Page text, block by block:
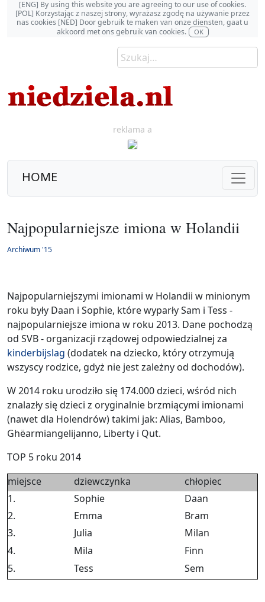
[ENG] By using this website you are agreeing to our use of cookies.
[POL] Korzystając z naszej strony, wyrażasz zgodę na używanie przez
nas cookies [NED] Door gebruik te maken van onze diensten, gaat u
akkoord met ons gebruik van cookies.
OK
reklama a
HOME
Najpopularniejsze imiona w Holandii
Archiwum '15
Najpopularniejszymi imionami w Holandii w minionym
roku były Daan i Sophie, które wyparły Sam i Tess -
najpopularniejsze imiona w roku 2013. Dane pochodzą
od SVB - organizacji rządowej odpowiedzialnej za
kinderbijslag (dodatek na dziecko, który otrzymują
wszyscy rodzice, gdyż nie jest zależny od dochodów).
W 2014 roku urodziło się 174.000 dzieci, wśród nich
znalazły się dzieci z oryginalnie brzmiącymi imionami
(nawet dla Holendrów) takimi jak: Alias, Bamboo,
Ghëarmiangelijanno, Liberty i Qut.
TOP 5 roku 2014
miejsce
dziewczynka
chłopiec
1.
Sophie
Daan
2.
Emma
Bram
3.
Julia
Milan
4.
Mila
Finn
5.
Tess Sem